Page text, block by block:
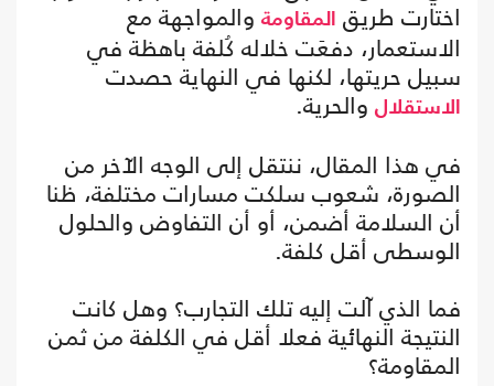
اختارت طريق المقاومة والمواجهة مع
الاستعمار، دفعَت خلاله كُلفة باهظة في
سبيل حريتها، لكنها في النهاية حصدت
الاستقلال والحرية.
في هذا المقال، ننتقل إلى الوجه الآخر من
الصورة، شعوب سلكت مسارات مختلفة، ظنا
أن السلامة أضمن، أو أن التفاوض والحلول
الوسطى أقل كلفة.
فما الذي آلت إليه تلك التجارب؟ وهل كانت
النتيجة النهائية فعلا أقل في الكلفة من ثمن
المقاومة؟